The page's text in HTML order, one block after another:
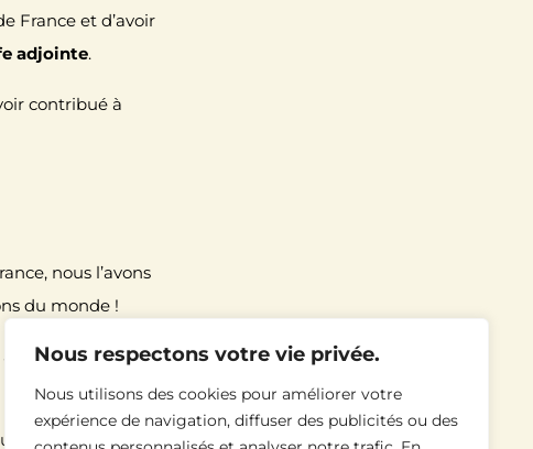
Nous respectons votre vie privée.
Nous utilisons des cookies pour améliorer votre
expérience de navigation, diffuser des publicités ou des
France et d’avoir
adjointe.
contribué à
nous l’avons
du monde !
joie les Festins
plus la beauté